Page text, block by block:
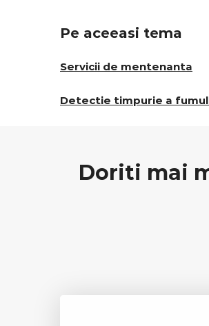
Pe aceeasi tema
Servicii de mentenanta
Detectie timpurie a
Doriti mai